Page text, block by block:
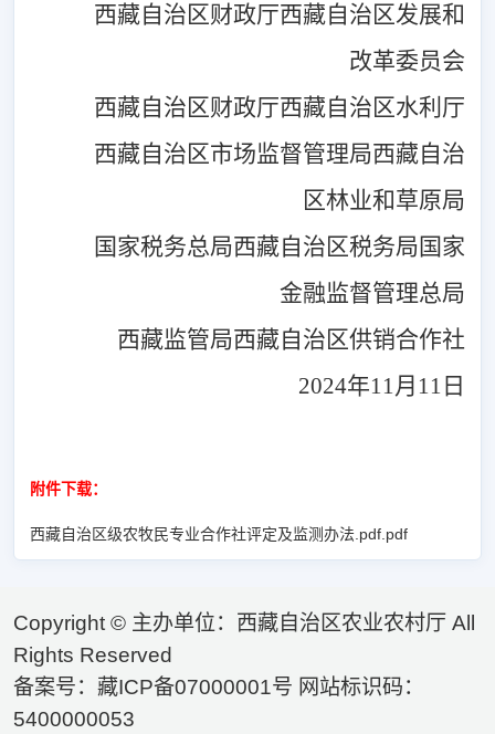
西藏自治区财政厅西藏自治区发展和
改革委员会
西藏自治区财政厅西藏自治区水利厅
西藏自治区市场监督管理局西藏自治
区林业和草原局
国家税务总局西藏自治区税务局国家
金融监督管理总局
西藏监管局西藏自治区供销合作社
2024年11月 11 日
附件下载：
西藏自治区级农牧民专业合作社评定及监测办法.pdf.pdf
Copyright © 主办单位：西藏自治区农业农村厅 All
Rights Reserved
备案号：藏ICP备07000001号 网站标识码：
5400000053